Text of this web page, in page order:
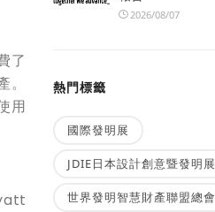
了
用
2026/08/07
熱門標籤
國際發明展
JDIE日本設計創意暨發明展
世界發明智慧財產聯盟總會